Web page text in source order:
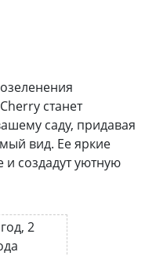
станет
саду, придавая
вид. Ее яркие
и создадут уютную
2